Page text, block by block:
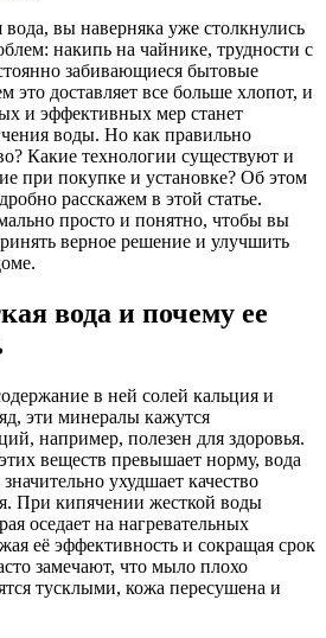
вы наверняка уже столкнулись
накипь на чайнике, трудности с
забивающиеся бытовые
доставляет все больше хлопот, и
и эффективных мер станет
воды. Но как правильно
Какие технологии существуют и
при покупке и установке? Об этом
расскажем в этой статье.
просто и понятно, чтобы вы
верное решение и улучшить
вода и почему ее
в ней солей кальция и
эти минералы кажутся
например, полезен для здоровья.
веществ превышает норму, вода
ухудшает качество
При кипячении жесткой воды
оседает на нагревательных
её эффективность и сокращая срок
замечают, что мыло плохо
тусклыми, кожа пересушена и